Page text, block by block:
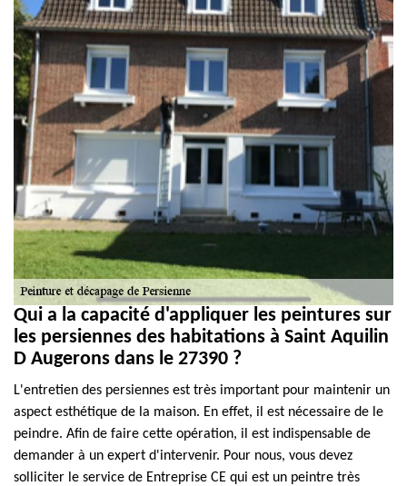
Qui a la capacité d'appliquer les peintures sur
les persiennes des habitations à Saint Aquilin
D Augerons dans le 27390 ?
L'entretien des persiennes est très important pour maintenir un
aspect esthétique de la maison. En effet, il est nécessaire de le
peindre. Afin de faire cette opération, il est indispensable de
demander à un expert d'intervenir. Pour nous, vous devez
solliciter le service de Entreprise CE qui est un peintre très